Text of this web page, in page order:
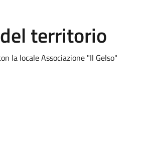
territorio
la locale Associazione "Il Gelso"